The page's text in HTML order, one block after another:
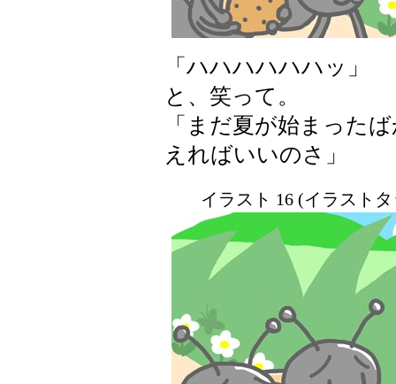
「ハハハハハハッ」
と、笑って。
「まだ夏が始まった
えればいいのさ」
イラスト 16 (イラスト